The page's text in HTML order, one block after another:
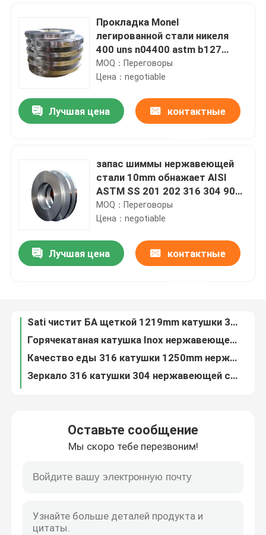
Дом
О нас
Проверка качества
Контакт США
Спросите цитату
лист плиты нержавеющей стали
Прокладка Monel
легированной стали никеля
400 uns n04400 astm b127
b564
MOQ：Переговоры
Цена：negotiable
Лучшая цена контактные
запас шиммы нержавеющей
стали 10mm обнажает AISI
ASTM SS 201 202 316 304 904l
Ss покрывают катушку
MOQ：Переговоры
Цена：negotiable
Лучшая цена контактные
Холоднопрокатная катушка 316L 409 нержавеющей стали 316 2B БА 800mm
Катушка 316 нержавеющей стали ASTM AiSi JIS 410 430 Inox 201 1000mm
металл заварки 100mm катушки прокладки нержавеющей стали 304N 310S
Металл холоднопрокатное 2000mm катушки нержавеющей стали 301L Aisi 304
Оставьте сообщение
Мы скоро тебе перезвоним!